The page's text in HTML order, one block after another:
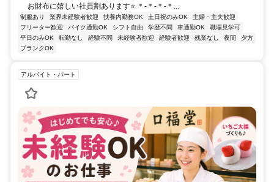
お財布に嬉しい社員割あります⭐ ＊-＊-＊-＊...
制服あり 業界未経験者歓迎 扶養内勤務OK 土日祝のみOK
主婦・主夫歓迎
フリーター歓迎
バイク通勤OK シフト自由 学歴不問 車通勤OK
職場見学可
平日のみOK
転勤なし 経験不問 未経験者歓迎 経験者歓迎 残業なし 夜間
夕方
ブランクOK
アルバイト・パート